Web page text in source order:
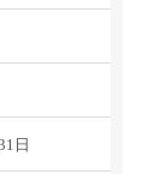
日